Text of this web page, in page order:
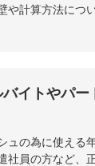
や計算方法につ
イトやパー
ュの為に使える
社員の方など、